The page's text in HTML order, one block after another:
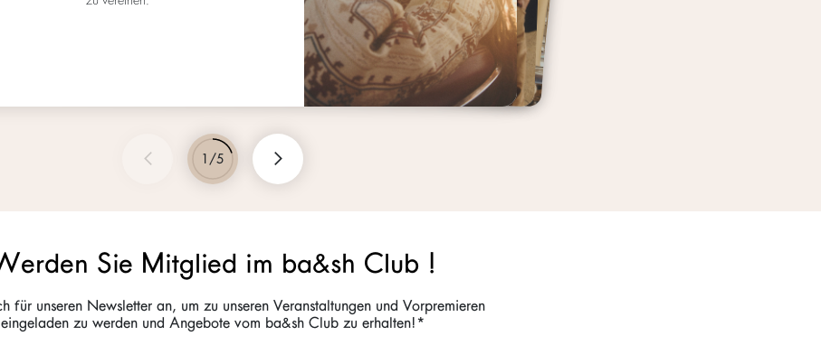
1/5
Sie Mitglied im ba&sh Club !
für unseren Newsletter an, um zu unseren Veranstaltungen und Vorpremieren
eingeladen zu werden und Angebote vom ba&sh Club zu erhalten!*